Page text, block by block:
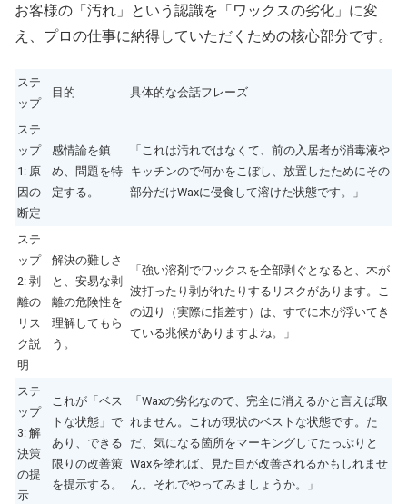
お客様の「汚れ」という認識を「ワックスの劣化」に変
え、プロの仕事に納得していただくための核心部分です。
ステ
ップ
目的 具体的な会話フレーズ
ステ
ップ
1: 原
因の
断定
感情論を鎮
め、問題を特
定する。
「これは汚れではなくて、前の入居者が消毒液や
キッチンので何かをこぼし、放置したためにその
部分だけWaxに侵食して溶けた状態です。」
ステ
ップ
2: 剥
離の
リス
ク説
明
解決の難しさ
と、安易な剥
離の危険性を
理解してもら
う。
「強い溶剤でワックスを全部剥ぐとなると、木が
波打ったり剥がれたりするリスクがあります。こ
の辺り（実際に指差す）は、すでに木が浮いてき
ている兆候がありますよね。」
ステ
ップ
3: 解
決策
の提
示
これが「ベス
トな状態」で
あり、できる
限りの改善策
を提示する。
「Waxの劣化なので、完全に消えるかと言えば取
れません。これが現状のベストな状態です。た
だ、気になる箇所をマーキングしてたっぷりと
Waxを塗れば、見た目が改善されるかもしれませ
ん。それでやってみましょうか。」